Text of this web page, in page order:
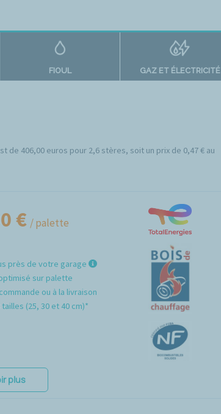
FIOUL GAZ ET ÉLECTRICITÉ
de 406,00 euros pour 2,6 stères, soit un prix de 0,47 € au
€ / palette
près de votre garage
sur palette
ou à la livraison
(25, 30 et 40 cm)*
plus